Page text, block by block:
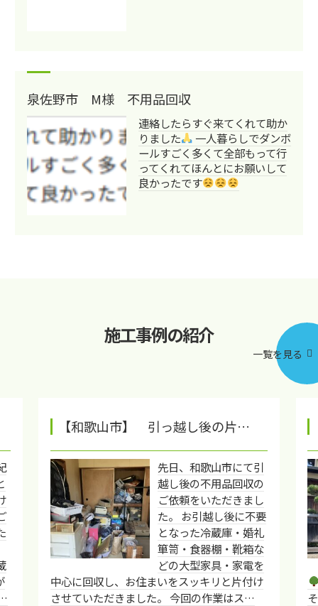
泉佐野市 M様 不用品回収
連絡したらすぐ来てくれて助か
りました
一人暮らしでダンボ
ールすごく多くて全部もって行
ってくれてほんとにお願いして
良かったです
施工事例の紹介
一覧を見る
【和歌山市】 引っ越し後の片…
先日、和歌山市にて引
越し後の不用品回収の
ご依頼をいただきまし
た。 お引越し後に不要
となった冷蔵庫・婚礼
箪笥・食器棚・靴箱な
どの大型家具・家電を
中心に回収し、お住まいをスッキリと片付け
させていただきました。 今回の作業はス…